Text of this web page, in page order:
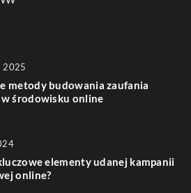
2025
metody budowania zaufania
środowisku online
elementy udanej kampanii
online?